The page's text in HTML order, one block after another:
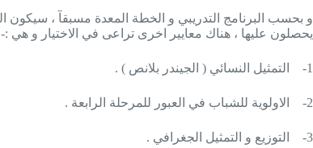
يحصلون عليها ، هناك معايير اخرى تراعى في الاختيار و هي :-
1- التمثيل النسائي ( الجيندر بلانص ) .
2- الاولوية للشباب في العبور للمرحلة الرابعة .
3- التوزيع و التمثيل الجغرافي .